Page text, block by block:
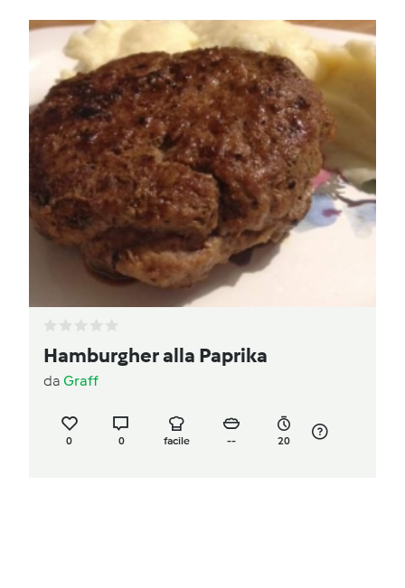
Hamburgher alla Paprika
da Graff
0 0 facile -- 20